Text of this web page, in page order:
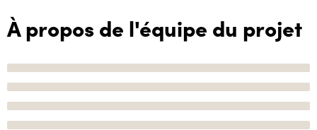
À propos de l'équipe du projet